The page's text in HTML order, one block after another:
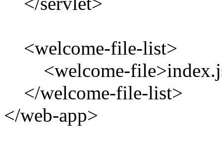
<welcome-file-list>
<welcome-
</welcome-file-list>
</web-app>